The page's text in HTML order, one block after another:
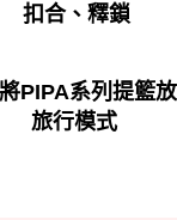
扣合、釋鎖
PIPA系列提籃
旅行模式